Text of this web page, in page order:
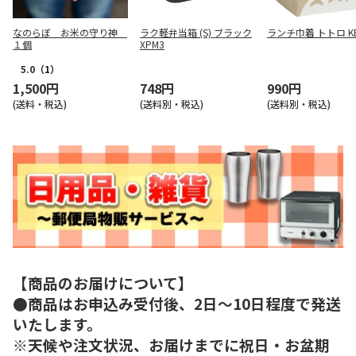
なのらぼ お米の守り神
１個
5.0 （1）
1,500円
(送料・税込)
ラク軽弁当箱 (S) ブラック
XPM3
748円
(送料別・税込)
ランチ巾着 トトロ
990円
(送料別・税込)
【商品のお届けについて】
●商品はお申込み受付後、2日～10日程度で発送
いたします。
※天候や注文状況、お届けまでに祝日・お盆期